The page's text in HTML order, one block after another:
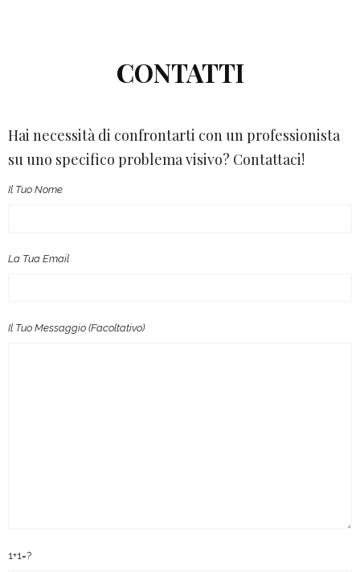
CONTATTI
Hai necessità di confrontarti con un professionista
su uno specifico problema visivo? Contattaci!
Il Tuo Nome
La Tua Email
Il Tuo Messaggio (facoltativo)
1+1=?